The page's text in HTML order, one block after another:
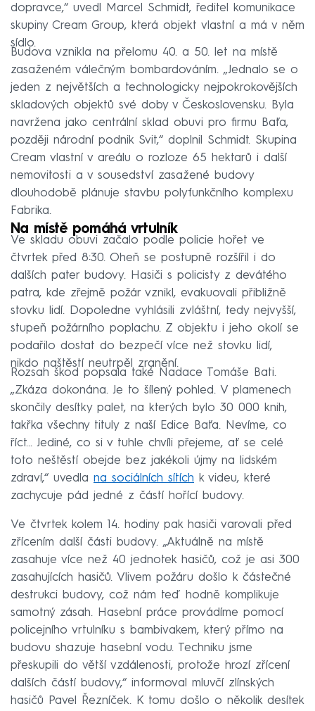
dopravce,“ uvedl Marcel Schmidt, ředitel komunikace
skupiny Cream Group, která objekt vlastní a má v něm
sídlo.
Budova vznikla na přelomu 40. a 50. let na místě
zasaženém válečným bombardováním. „Jednalo se o
jeden z největších a technologicky nejpokrokovějších
skladových objektů své doby v Československu. Byla
navržena jako centrální sklad obuvi pro firmu Baťa,
později národní podnik Svit,“ doplnil Schmidt. Skupina
Cream vlastní v areálu o rozloze 65 hektarů i další
nemovitosti a v sousedství zasažené budovy
dlouhodobě plánuje stavbu polyfunkčního komplexu
Fabrika.
Na místě pomáhá vrtulník
Ve skladu obuvi začalo podle policie hořet ve
čtvrtek před 8:30. Oheň se postupně rozšířil i do
dalších pater budovy. Hasiči s policisty z devátého
patra, kde zřejmě požár vznikl, evakuovali přibližně
stovku lidí. Dopoledne vyhlásili zvláštní, tedy nejvyšší,
stupeň požárního poplachu. Z objektu i jeho okolí se
podařilo dostat do bezpečí více než stovku lidí,
nikdo naštěstí neutrpěl zranění.
Rozsah škod popsala také Nadace Tomáše Bati.
„Zkáza dokonána. Je to šílený pohled. V plamenech
skončily desítky palet, na kterých bylo 30 000 knih,
takřka všechny tituly z naší Edice Baťa. Nevíme, co
říct… Jediné, co si v tuhle chvíli přejeme, ať se celé
toto neštěstí obejde bez jakékoli újmy na lidském
zdraví,“ uvedla na sociálních sítích k videu, které
zachycuje pád jedné z částí hořící budovy.
Ve čtvrtek kolem 14. hodiny pak hasiči varovali před
zřícením další části budovy. „Aktuálně na místě
zasahuje více než 40 jednotek hasičů, což je asi 300
zasahujících hasičů. Vlivem požáru došlo k částečné
destrukci budovy, což nám teď hodně komplikuje
samotný zásah. Hasební práce provádíme pomocí
policejního vrtulníku s bambivakem, který přímo na
budovu shazuje hasební vodu. Techniku jsme
přeskupili do větší vzdálenosti, protože hrozí zřícení
dalších částí budovy,“ informoval mluvčí zlínských
hasičů Pavel Řezníček. K tomu došlo o několik desítek